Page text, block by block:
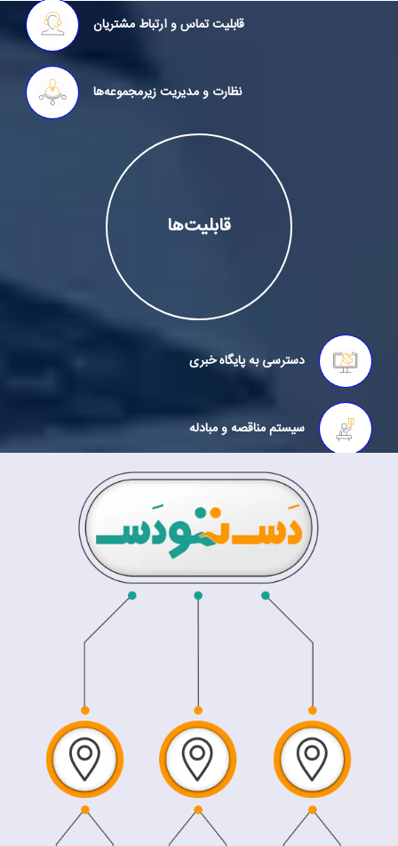
قابلیت تماس و ارتباط مشتریان
نظارت و مدیریت زیرمجموعه‌ها
قابلیت‌ها
دسترسی به پایگاه خبری
سیستم مناقصه و مبادله
سیستم نیازمندی‌ها و استخدام
گزارشات تفکیک شده زیرمجموعه‌ها